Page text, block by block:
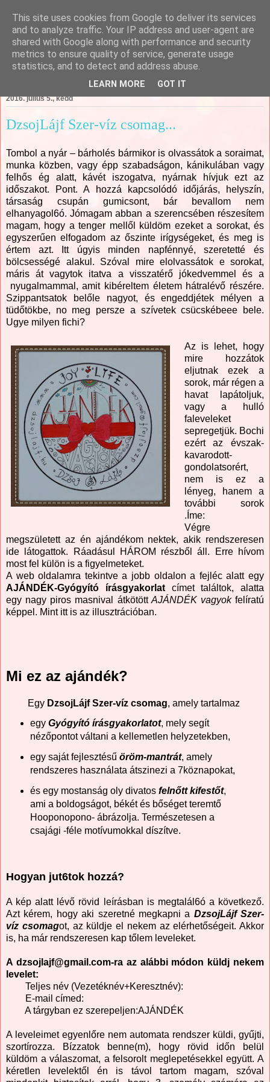
Csajági Ildikó - ÖrömKépek
2016. július 5., kedd
DzsojLájf Szer-víz csomag...
Tombol a nyár – bárholés bármikor is olvassátok a soraimat,
munka közben, vagy épp szabadságon, kánikulában vagy
felhős ég alatt, kávét iszogatva, nyárnak hívjuk ezt az
időszakot. Pont. A hozzá kapcsolódó időjárás, helyszín,
társaság csupán gumicsont, bár bevallom nem
elhanyagol6ó. Jómagam abban a szerencsében részesítem
magam, hogy a tenger mellől küldöm ezeket a sorokat, és
egyszerűen elfogadom az őszinte irígységeket, és meg is
értem azt. Itt úgyis minden napfénnyé, szeretetté és
bölcsességé alakul. Szóval mire elolvassátok e sorokat,
máris át vagytok itatva a visszatérő jókedvemmel és a
nyugalmammal, amit kibéreltem életem hátralévő részére.
Szippantsatok belőle nagyot, és engeddjétek mélyen a
tüdőtökbe, no meg persze a szívetek csücskébeee bele.
Ugye milyen fichi?
Az is lehet, hogy
mire hozzátok
eljutnak ezek a
sorok, már régen a
havat lapátoljuk,
vagy a hulló
faleveleket
sepregetjük. Bochi
ezért az évszak-
kavarodott-
gondolatsorért,
nem is ez a
lényeg, hanem a
további sorok
.Íme:
Végre
megszületett az én ajándékom nektek, akik rendszeresen
ide látogattok. Ráadásul HÁROM részből áll. Erre hívom
most fel külön is a figyelmeteket.
A web oldalamra tekintve a jobb oldalon a fejléc alatt egy
AJÁNDÉK-Gyógyító írásgyakorlatcímet találtok, alatta
egy nagy piros masnival átkötöttAJÁNDÉK vagyokfelíratú
képpel. Mint itt is az illusztrációban.
Mi ez az ajándék?
Egy DzsojLájf Szer-víz csomag, amely tartalmaz
egy Gyógyító írásgyakorlatot, mely segít
nézőpontot váltani a kellemetlen helyzetekben,
egy saját fejlesztésű öröm-mantrát, amely
rendszeres használata átszinezi a 7köznapokat,
és egy mostanság oly divatos felnőtt kifestőt,
ami a boldogságot, békét és bőséget teremtő
Hooponopono- ábrázolja. Természetesen a
csajági -féle motívumokkal díszítve.
Hogyan jut6tok hozzá?
A kép alatt lévő rövid leírásban is megtalál6ó a következő.
Azt kérem, hogy aki szeretné megkapni a DzsojLájf Szer-
víz csomagot, az küldje el nekem az elérhetőségeit. Akkor
is, ha már rendszeresen kap tőlem leveleket.
A dzsojlajf@gmail.com-ra az alábbi módon küldj nekem
levelet:
Teljes név (Vezetéknév+Keresztnév):
E-mail címed:
A tárgyban ez szerepeljen:AJÁNDÉK
A leveleimet egyenlőre nem automata rendszer küldi, gyűjti,
szortírozza. Bízzatok benne(m), hogy rövid időn belül
küldöm a válaszomat, a felsorolt meglepetésekkel együtt. A
kéretlen levelektől én is távol tartom magam, szóval
This site uses cookies from Google to deliver its services
and to analyze traffic. Your IP address and user-agent are
shared with Google along with performance and security
metrics to ensure quality of service, generate usage
statistics, and to detect and address abuse.
LEARN MORE GOT IT